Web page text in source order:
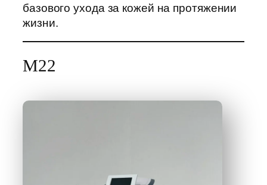
базового ухода за кожей на протяжении
жизни.
М22